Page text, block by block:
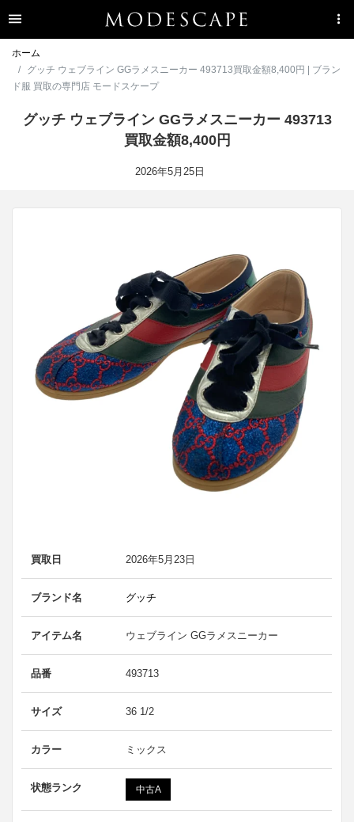
ホーム
グッチ ウェブライン GGラメスニーカー 493713買取金額8,400円 | ブラン
ド服 買取の専門店 モードスケープ
グッチ ウェブライン GGラメスニーカー 493713
買取金額8,400円
2026年5月25日
買取日 2026年5月23日
ブランド名 グッチ
アイテム名 ウェブライン GGラメスニーカー
品番 493713
サイズ 36 1/2
カラー ミックス
状態ランク 中古A